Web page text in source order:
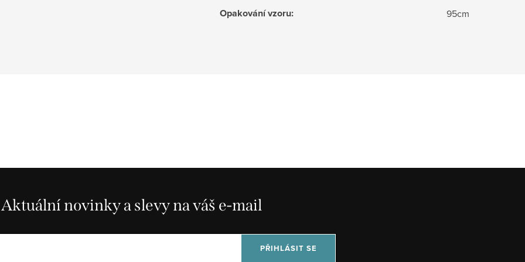
Opakování vzoru: 95cm
Aktuální novinky a slevy na váš e-mail
PŘIHLÁSIT SE